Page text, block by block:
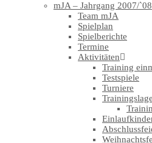
mJA – Jahrgang 2007/`08
Team mJA
Spielplan
Spielberichte
Termine
Aktivitäten
Training
Testspiele
Turniere